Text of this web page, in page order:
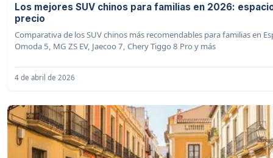
Los mejores SUV chinos para familias en 2026:
precio
Comparativa de los SUV chinos más recomendables para familias en
Omoda 5, MG ZS EV, Jaecoo 7, Chery Tiggo 8 Pro y más
4 de abril de 2026